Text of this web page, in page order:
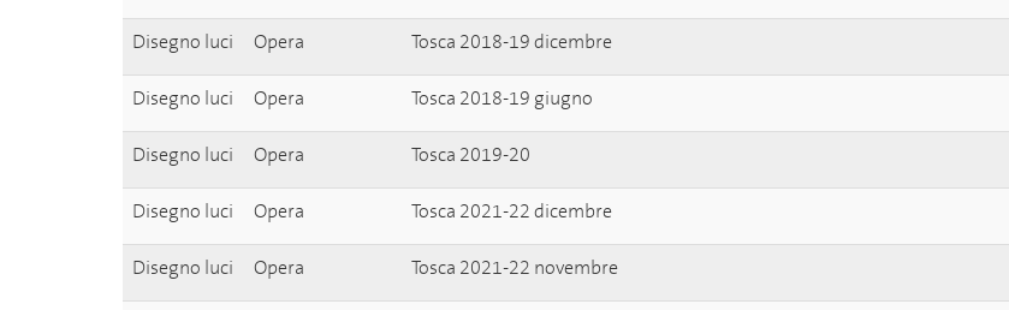
Disegno luci Opera Tosca 2018-19 dicembre
Disegno luci Opera Tosca 2018-19 giugno
Disegno luci Opera Tosca 2019-20
Disegno luci Opera Tosca 2021-22 dicembre
Disegno luci Opera Tosca 2021-22 novembre